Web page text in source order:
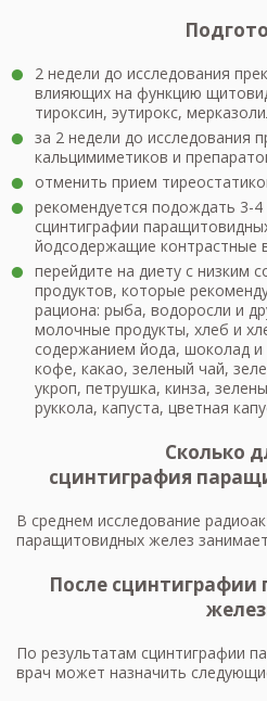
2 недели до исследования
влияющих на функцию
тироксин, эутирокс,
за 2 недели до исследования
кальцимиметиков и
отменить прием
рекомендуется подождать 3-
сцинтиграфии
йодсодержащие контрастные
перейдите на диету с низким
продуктов, которые
рациона: рыба, водоросли и
молочные продукты, хлеб и
содержанием йода, шоколад и
кофе, какао, зеленый чай,
укроп, петрушка, кинза,
руккола, капуста, цветная
Сколько
сцинтиграфия
В среднем исследование
паращитовидных желез
После
По результатам сцинтиграфии
врач может назначить